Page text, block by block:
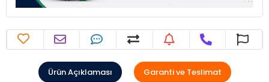
Ürün Açıklaması Garanti ve Teslimat